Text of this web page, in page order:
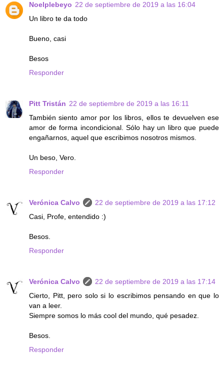
Noelplebeyo 22 de septiembre de 2019 a las 16:04
Un libro te da todo
Bueno, casi
Besos
Responder
Pitt Tristán 22 de septiembre de 2019 a las 16:11
También siento amor por los libros, ellos te devuelven ese
amor de forma incondicional. Sólo hay un libro que puede
engañarnos, aquel que escribimos nosotros mismos.
Un beso, Vero.
Responder
Verónica Calvo
22 de septiembre de 2019 a las 17:12
Casi, Profe, entendido :)
Besos.
Responder
Verónica Calvo
22 de septiembre de 2019 a las 17:14
Cierto, Pitt, pero solo si lo escribimos pensando en que lo
van a leer.
Siempre somos lo más cool del mundo, qué pesadez.
Besos.
Responder